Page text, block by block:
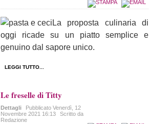
La proposta culinaria di
oggi ricade su un piatto semplice e
genuino dal sapore unico.
LEGGI TUTTO...
Le freselle di Titty
Dettagli PubblicatoVenerdì, 12
Novembre 2021 16:13
Scritto da
Redazione